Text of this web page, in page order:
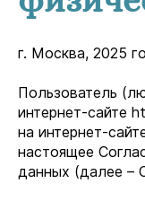
г. Москва, 2025
Пользователь
интернет-сайте
на интернет-
настоящее
данных (далее –